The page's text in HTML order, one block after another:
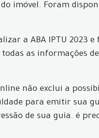
imóvel. Foram
a ABA IPTU 2023
as informações
não exclui a
para emitir sua
de sua guia. é